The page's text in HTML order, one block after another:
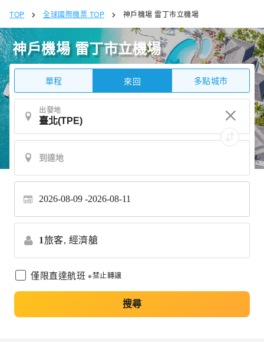
TOP 全球國際機票 TOP 神戶機場 雷丁市立機場
神戶機場 雷丁市立機場
單程 來回 多點城市
出發地
2026-08-09 2026-08-11
1旅客, 經濟艙
僅限直達航班 ※禁止轉讓
搜尋